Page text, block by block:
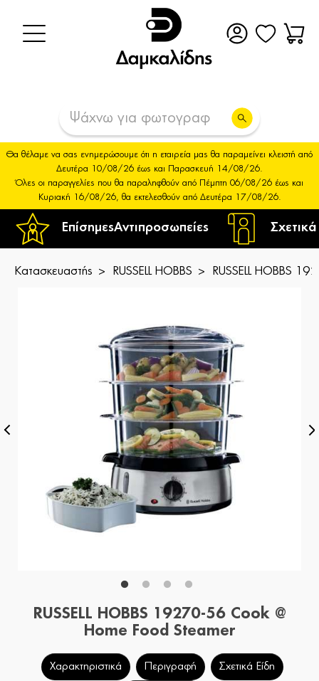
ΕπίσημεςΑντιπροσωπείες
Θα θέλαμε να σας ενημερώσουμε ότι η εταιρεία μας θα παραμείνει κλειστή από
Δευτέρα 10/08/26 έως και Παρασκευή 14/08/26.
Όλες οι παραγγελίες που θα παραληφθούν από Πέμπτη 06/08/26 έως και
Κυριακή 16/08/26, θα εκτελεσθούν από Δευτέρα 17/08/26.
Κατασκευαστής RUSSELL HOBBS RUSSELL HOBBS
RUSSELL HOBBS 19270-56 Cook @
Home Food Steamer
Χαρακτηριστικά Περιγραφή Σχετικά Είδη